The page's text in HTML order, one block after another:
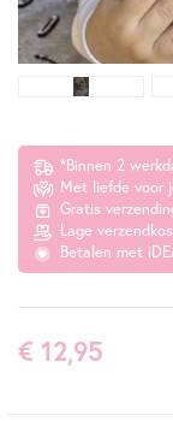
*Binnen 2
Met liefde voor
Gratis
Lage
Betalen met
€ 12,95